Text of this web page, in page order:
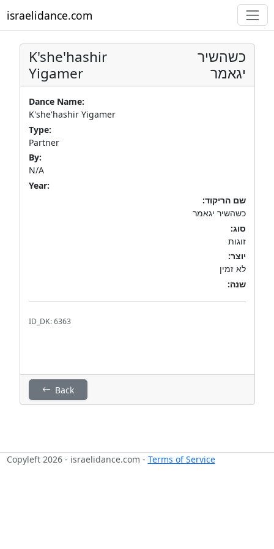
israelidance.com
K'she'hashir
Yigamer
כשהשיר
יגאמר
Dance Name:
K'she'hashir Yigamer
Type:
Partner
By:
N/A
Year:
שם הריקוד:
כשהשיר יגאמר
סוג:
זוגות
יוצר:
לא זמין
שנה:
ID_DK: 6363
Back
Copyleft 2026 - israelidance.com - Terms of Service